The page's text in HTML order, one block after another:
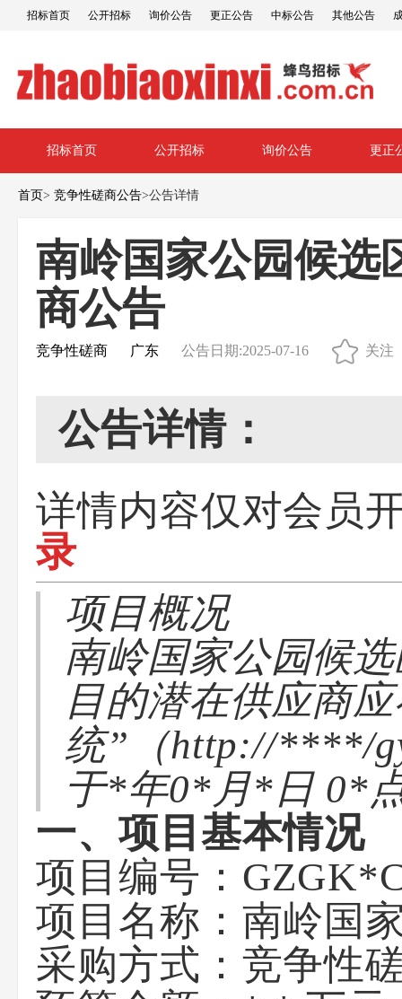
招标首页 公开招标 询价公告 更正公告 中标公告 其他公告
招标首页 公开招标 询价公告 更正
首页> 竞争性磋商公告>公告详情
南岭国家公园候选
商公告
竞争性磋商 广东 公告日期:2025-07-16 关注
公告详情：
详情内容仅对会员
录
项目概况
南岭国家公园候
目的潜在供应商
统”（http://****/
于*年0*月*日 0*
一、项目基本情况
项目编号：
项目名称：南岭国
采购方式：竞争性